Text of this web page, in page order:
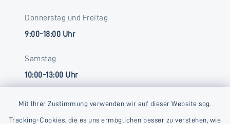
Mit Ihrer Zustimmung verwenden wir auf dieser Website sog.
Tracking-Cookies, die es uns ermöglichen besser zu verstehen, wie
Donnerstag und Freitag
9:00-18:00 Uhr
Samstag
10:00-13:00 Uhr